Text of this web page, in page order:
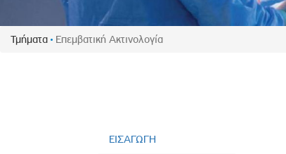
Πολιτική
Πολιτικές
Κανονισμός
Τμήματα Επεμβατική Ακτινολογία
ΕΙΣΑΓΩΓΗ